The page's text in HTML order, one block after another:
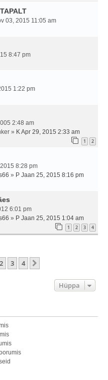
03, 2015 11:05 am
8:47 pm
1:22 pm
2:48 am
» K Apr 29, 2015 2:33 am
1 2
8:28 pm
» P Jaan 25, 2015 8:16 pm
6:01 pm
» P Jaan 25, 2015 1:04 am
1 2 3 4
2 3 4
Hüppa